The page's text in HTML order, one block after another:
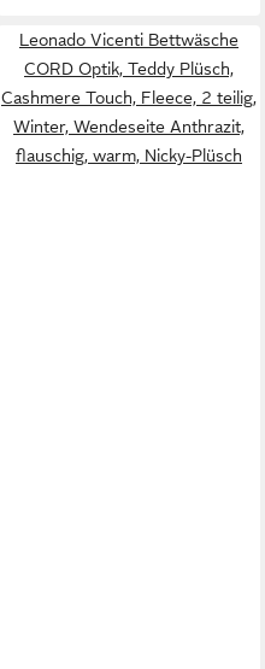
Leonado Vicenti Bettwäsche
CORD Optik, Teddy Plüsch,
Cashmere Touch, Fleece, 2 teilig,
Winter, Wendeseite Anthrazit,
flauschig, warm, Nicky-Plüsch